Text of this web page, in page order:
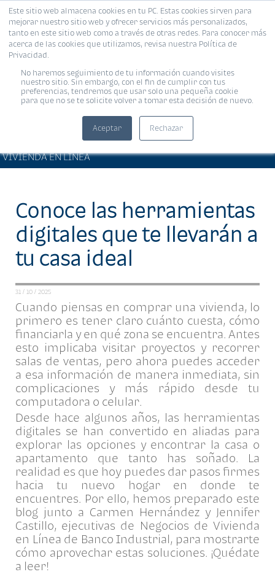
Este sitio web almacena cookies en tu PC. Estas cookies sirven para
mejorar nuestro sitio web y ofrecer servicios más personalizados,
tanto en este sitio web como a través de otras redes. Para conocer más
acerca de las cookies que utilizamos, revisa nuestra Política de
Privacidad.
No haremos seguimiento de tu información cuando visites
nuestro sitio. Sin embargo, con el fin de cumplir con tus
preferencias, tendremos que usar solo una pequeña cookie
para que no se te solicite volver a tomar esta decisión de nuevo.
Aceptar Rechazar
MENÚ
VIVIENDA EN LÍNEA
Conoce las herramientas
digitales que te llevarán a
tu casa ideal
31 / 10 / 2025
Cuando piensas en comprar una vivienda, lo
primero es tener claro cuánto cuesta, cómo
financiarla y en qué zona se encuentra. Antes
esto implicaba visitar proyectos y recorrer
salas de ventas, pero ahora puedes acceder
a esa información de manera inmediata, sin
complicaciones y más rápido desde tu
computadora o celular.
Desde hace algunos años, las herramientas
digitales se han convertido en aliadas para
explorar las opciones y encontrar la casa o
apartamento que tanto has soñado. La
realidad es que hoy puedes dar pasos firmes
hacia tu nuevo hogar en donde te
encuentres. Por ello, hemos preparado este
blog junto a Carmen Hernández y Jennifer
Castillo, ejecutivas de Negocios de Vivienda
en Línea de Banco Industrial, para mostrarte
cómo aprovechar estas soluciones. ¡Quédate
a leer!